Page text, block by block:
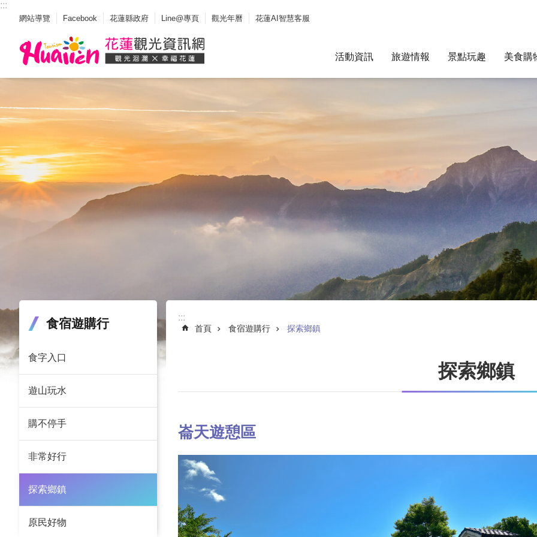
跳到主要內容區塊
:::
網站導覽 Facebook 花蓮縣政府 Line@專頁 觀光年曆 花蓮AI智慧客服
活動資訊 旅遊情報 景點玩趣 美食購
:::
食宿遊購行
食字入口
遊山玩水
購不停手
非常好行
探索鄉鎮
原民好物
:::
首頁 食宿遊購行 探索鄉鎮
探索鄉鎮
崙天遊憩區